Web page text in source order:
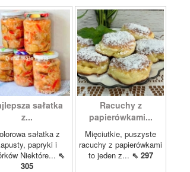
sałatka
z...
sałatka z
papryki i
Niektóre... ⇖
305
Racuchy z
papierówkami...
Mięciutkie, puszyste
racuchy z papierówkami
to jeden z... ⇖ 297